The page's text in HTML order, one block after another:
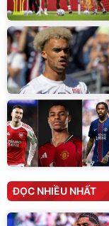
ĐỌC NHIỀU NHẤT